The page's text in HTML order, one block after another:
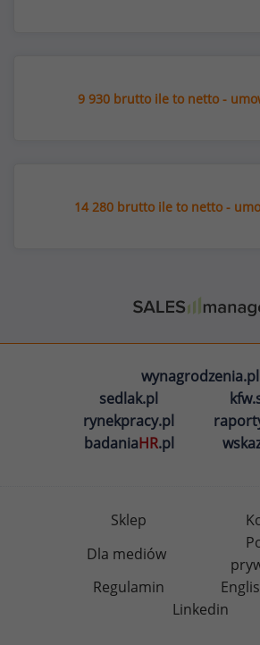
9 930 brutto ile to netto -
14 280 brutto ile to netto -
wynagrodzenia.pl
sedlak.pl
rynekpracy.pl
badaniaHR.pl
Sklep
Dla mediów
Regulamin
Linkedin